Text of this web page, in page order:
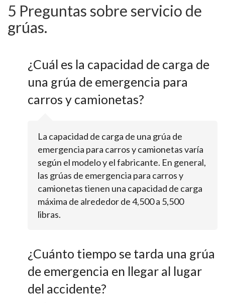
5 Preguntas sobre servicio de
grúas.
¿Cuál es la capacidad de carga de
una grúa de emergencia para
carros y camionetas?
La capacidad de carga de una grúa de
emergencia para carros y camionetas varía
según el modelo y el fabricante. En general,
las grúas de emergencia para carros y
camionetas tienen una capacidad de carga
máxima de alrededor de 4,500 a 5,500
libras.
¿Cuánto tiempo se tarda una grúa
de emergencia en llegar al lugar
del accidente?